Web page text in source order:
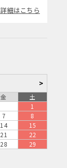
詳細はこちら
>
金
土
1
7
8
14
15
21
22
28
29